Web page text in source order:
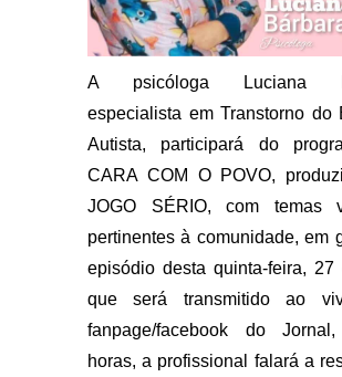
A psicóloga Luciana
especialista em Transtorno do
Autista, participará do
CARA COM O POVO,
JOGO SÉRIO, com temas
pertinentes à comunidade, em
episódio desta quinta-feira, 27
que será transmitido ao
fanpage/facebook do
horas, a profissional falará a